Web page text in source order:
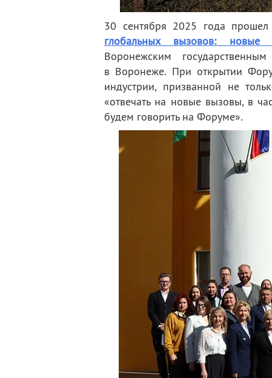
30 сентября 2025 года прошел
глобальных вызовов: новые
Воронежским
в Воронеже. При открытии
индустрии, призванной не
«отвечать на новые вызовы, в
будем говорить на Форуме».